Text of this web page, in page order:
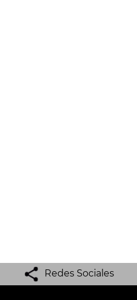
Redes Sociales